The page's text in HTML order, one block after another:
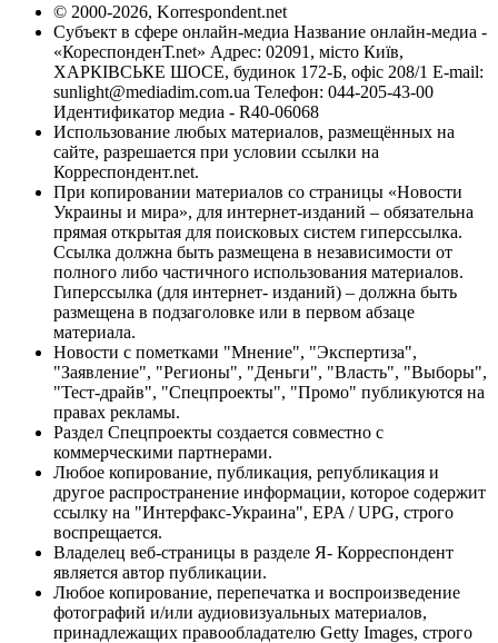
© 2000-2026, Korrespondent.net
Субъект в сфере онлайн-медиа Название онлайн-медиа -
«КореспонденТ.net» Адрес: 02091, місто Київ,
ХАРКІВСЬКЕ ШОСЕ, будинок 172-Б, офіс 208/1 E-mail:
sunlight@mediadim.com.ua Телефон: 044-205-43-00
Идентификатор медиа - R40-06068
Использование любых материалов, размещённых на
сайте, разрешается при условии ссылки на
Корреспондент.net.
При копировании материалов со страницы «Новости
Украины и мира», для интернет-изданий – обязательна
прямая открытая для поисковых систем гиперссылка.
Ссылка должна быть размещена в независимости от
полного либо частичного использования материалов.
Гиперссылка (для интернет- изданий) – должна быть
размещена в подзаголовке или в первом абзаце
материала.
Новости с пометками "Мнение", "Экспертиза",
"Заявление", "Регионы", "Деньги", "Власть", "Выборы",
"Тест-драйв", "Спецпроекты", "Промо" публикуются на
правах рекламы.
Раздел Спецпроекты создается совместно с
коммерческими партнерами.
Любое копирование, публикация, републикация и
другое распространение информации, которое содержит
ссылку на "Интерфакс-Украина", EPA / UPG, строго
воспрещается.
Владелец веб-страницы в разделе Я- Корреспондент
является автор публикации.
Любое копирование, перепечатка и воспроизведение
фотографий и/или аудиовизуальных материалов,
принадлежащих правообладателю Getty Images, строго